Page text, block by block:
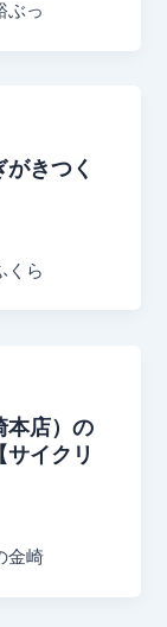
ぶっ
きつく
くら
本店）の
イクリ
金崎